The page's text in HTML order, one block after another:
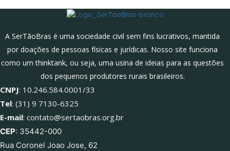
A SerTãoBras é uma sociedade civil sem fins lucrativos, mantida
por doações de pessoas físicas e jurídicas. Nosso site funciona
como um thinktank, ou seja, uma usina de ideias para as questões
dos pequenos produtores rurais brasileiros.
CNPJ: 10.246.584.0001/33
Tel: (31) 9 7130-6325
E-mail: contato@sertaobras.org.br
CEP: 35442-000
Rua Coronel Joao Jose, 62